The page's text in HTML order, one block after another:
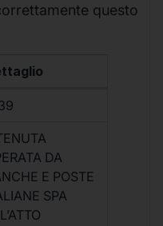
questo
DA
E POSTE
SPA